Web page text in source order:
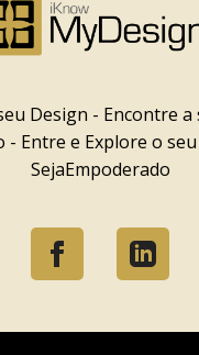
Design - Encontre a
- Entre e Explore o
SejaEmpoderado